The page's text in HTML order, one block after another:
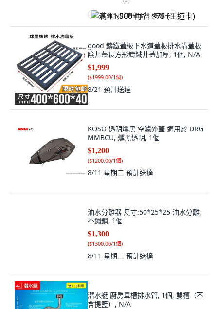
满 $1,500 再省 $75 (王道卡)
good 鑄鐵蓋板下水道蓋板排水溝蓋板
陰井蓋長方形鑄鐵井蓋加厚, 1個, N/A
$1,999
($1999.00/1個)
8/21 預計送達
KOSO 透明燻黑 空濾外蓋 適用於 DRG
MMBCU, 燻黑透明, 1個
$1,200
($1200.00/1個)
8/11 星期二 預計送達
油水分離器 尺寸:50*25*25 油水分離,
不鏽鋼, 1個
$1,300
($1300.00/1個)
8/11 星期二 預計送達
潛水艇 廚房單槽排水管, 1個, 雙槽（不
含提籃）, N/A